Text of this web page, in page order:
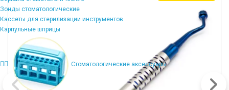
Зонды стоматологические
Кассеты для стерилизации инструментов
Карпульные шприцы
Стоматологические аксессуары